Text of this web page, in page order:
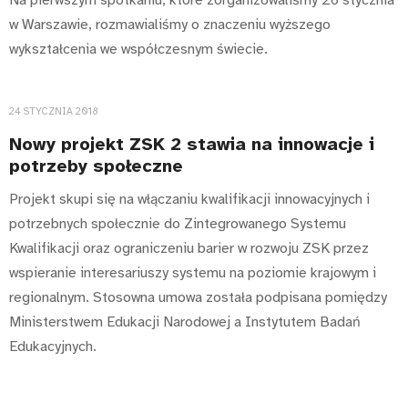
w Warszawie, rozmawialiśmy o znaczeniu wyższego
wykształcenia we współczesnym świecie.
24 STYCZNIA 2018
Nowy projekt ZSK 2 stawia na innowacje i
potrzeby społeczne
Projekt skupi się na włączaniu kwalifikacji innowacyjnych i
potrzebnych społecznie do Zintegrowanego Systemu
Kwalifikacji oraz ograniczeniu barier w rozwoju ZSK przez
wspieranie interesariuszy systemu na poziomie krajowym i
regionalnym. Stosowna umowa została podpisana pomiędzy
Ministerstwem Edukacji Narodowej a Instytutem Badań
Edukacyjnych.